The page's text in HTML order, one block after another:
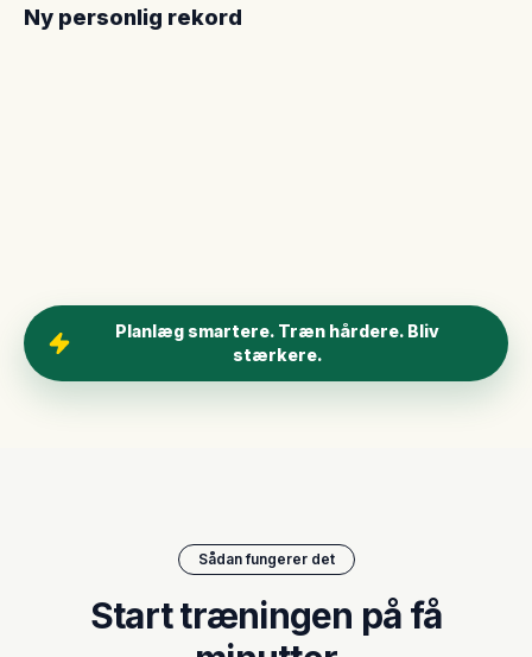
Ny personlig rekord
Planlæg smartere. Træn hårdere. Bliv
stærkere.
Sådan fungerer det
Start træningen på få